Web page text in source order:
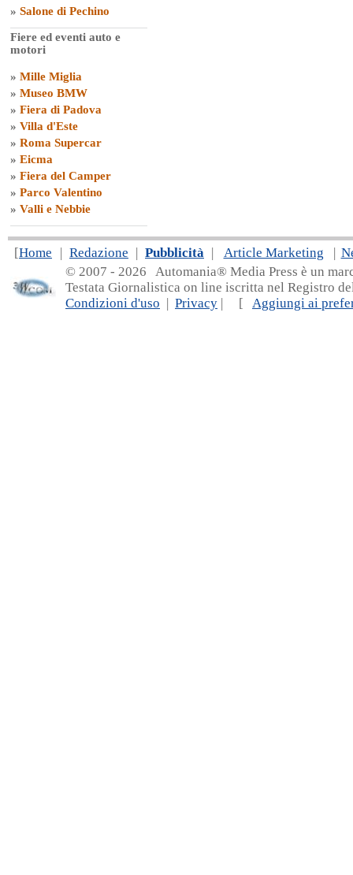
» Salone di Pechino
Fiere ed eventi auto e
motori
» Mille Miglia
» Museo BMW
» Fiera di Padova
» Villa d'Este
» Roma Supercar
» Eicma
» Fiera del Camper
» Parco Valentino
» Valli e Nebbie
[Home | Redazione | Pubblicità | Article Marketing |
© 2007 - 2026 Automania® Media Press è un
Testata Giornalistica on line iscritta nel Registro
Condizioni d'uso | Privacy | [ Aggiungi ai